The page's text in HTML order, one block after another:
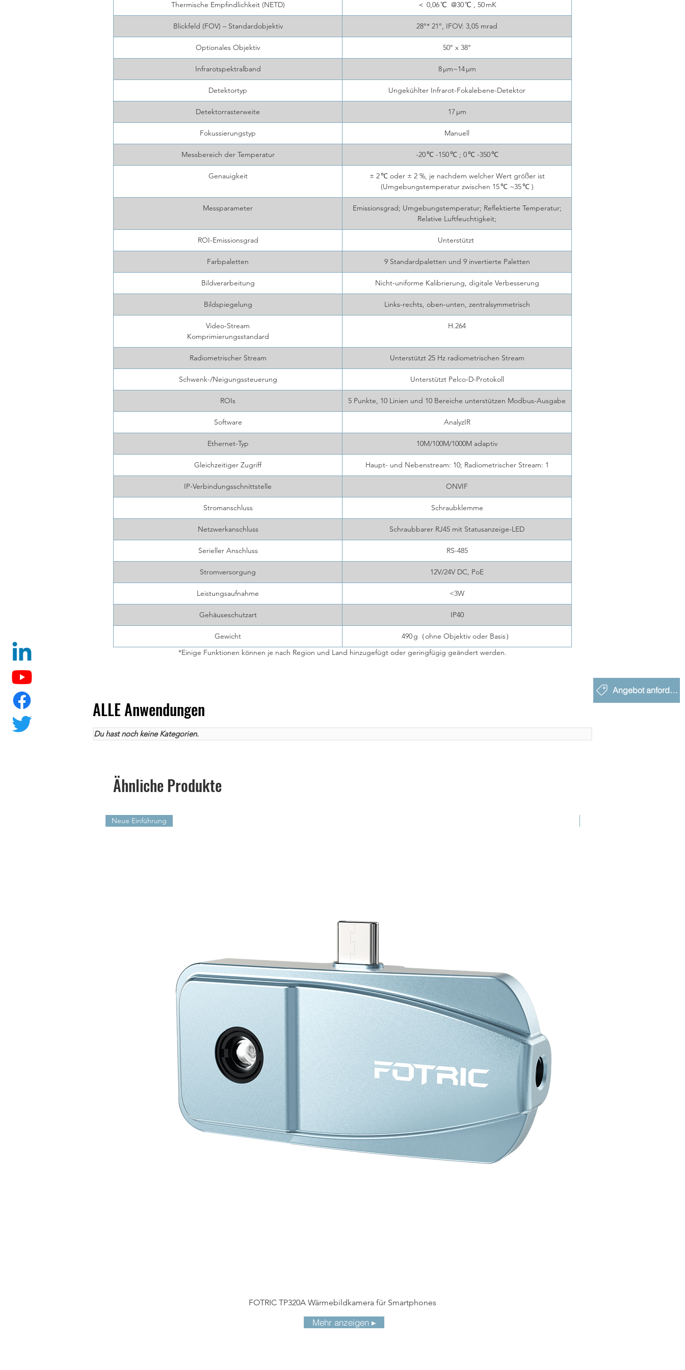
Angebot anfordern
Thermische Empfindlichkeit (NETD) ＜ 0,06 ℃ @30 ℃ , 50 mK
Blickfeld (FOV) – Standardobjektiv 28°* 21°, IFOV: 3,05 mrad
Optionales Objektiv 50° x 38°
Infrarotspektralband 8 μm~14 μm
Detektortyp Ungekühlter Infrarot-Fokalebene-Detektor
Detektorrasterweite 17 μm
Fokussierungstyp Manuell
Messbereich der Temperatur -20 ℃ -150 ℃ ; 0 ℃ -350 ℃
Genauigkeit
± 2 ℃ oder ± 2 %, je nachdem welcher Wert größer ist
(Umgebungstemperatur zwischen 15 ℃ ~35 ℃ )
Messparameter
Emissionsgrad; Umgebungstemperatur; Reflektierte Temperatur;
Relative Luftfeuchtigkeit;
ROI-Emissionsgrad Unterstützt
Farbpaletten 9 Standardpaletten und 9 invertierte Paletten
Bildverarbeitung Nicht-uniforme Kalibrierung, digitale Verbesserung
Bildspiegelung Links-rechts, oben-unten, zentralsymmetrisch
Video-Stream
Komprimierungsstandard
H.264
Radiometrischer Stream Unterstützt 25 Hz radiometrischen Stream
Schwenk-/Neigungssteuerung Unterstützt Pelco-D-Protokoll
ROIs 5 Punkte, 10 Linien und 10 Bereiche unterstützen Modbus-Ausgabe
Software AnalyzIR
Ethernet-Typ 10M/100M/1000M adaptiv
Gleichzeitiger Zugriff Haupt- und Nebenstream: 10; Radiometrischer Stream: 1
IP-Verbindungsschnittstelle ONVIF
Stromanschluss Schraubklemme
Netzwerkanschluss Schraubbarer RJ45 mit Statusanzeige-LED
Serieller Anschluss RS-485
Stromversorgung 12V/24V DC, PoE
Leistungsaufnahme <3W
Gehäuseschutzart IP40
Gewicht
490 g（ohne Objektiv oder Basis）
*Einige Funktionen können je nach Region und Land hinzugefügt oder geringfügig geändert werden.
ALLE Anwendungen
Du hast noch keine Kategorien.
Ähnliche Produkte
Neue Einführung
FOTRIC TP320A Wärmebildkamera für Smartphones
Mehr anzeigen ▸